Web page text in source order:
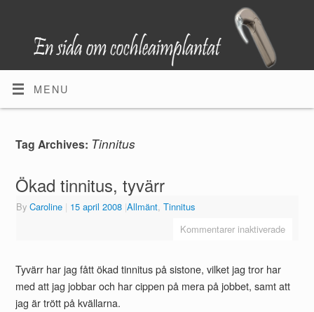
MENU
Tag Archives: Tinnitus
Ökad tinnitus, tyvärr
By Caroline | 15 april 2008 |Allmänt, Tinnitus
Kommentarer inaktiverade
Tyvärr har jag fått ökad tinnitus på sistone, vilket jag tror har
med att jag jobbar och har cippen på mera på jobbet, samt att
jag är trött på kvällarna.